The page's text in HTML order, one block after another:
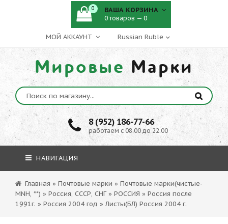
МОЙ АККАУНТ
Мировые Марки
8 (952) 186-77-66
работаем с 08.00 до 22.00
0 ВАША КОРЗИНА
0 товаров — 0
НАВИГАЦИЯ
Главная » Почтовые марки » Почтовые марки(чистые-
MNH, **) » Россия, СССР, СНГ » РОССИЯ » Россия после
1991г. » Россия 2004 год » Листы(БЛ) Россия 2004 г.